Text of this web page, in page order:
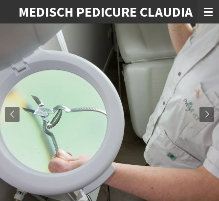
hoofdinhoud
MEDISCH PEDICURE CLAUDIA